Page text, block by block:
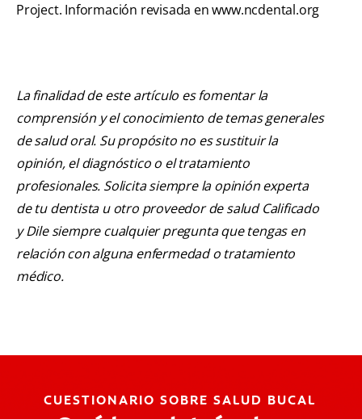
Project. Información revisada en www.ncdental.org
La finalidad de este artículo es fomentar la
comprensión y el conocimiento de temas generales
de salud oral. Su propósito no es sustituir la
opinión, el diagnóstico o el tratamiento
profesionales. Solicita siempre la opinión experta
de tu dentista u otro proveedor de salud Calificado
y Dile siempre cualquier pregunta que tengas en
relación con alguna enfermedad o tratamiento
médico.
CUESTIONARIO SOBRE SALUD BUCAL